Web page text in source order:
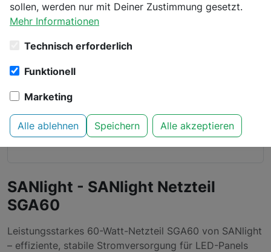
SANlight - SANlight Netzteil
SGA60
Leistungsstarkes 60-Watt-Netzteil SGA60 von SANlight
– effiziente, stabile Stromversorgung für LED-Panels
sollen, werden nur mit Deiner Zustimmung gesetzt.
Mehr Informationen
Technisch erforderlich
Funktionell
Marketing
Alle ablehnen Speichern Alle akzeptieren